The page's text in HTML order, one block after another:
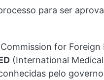
para ser
for Foreign
(International
pelo